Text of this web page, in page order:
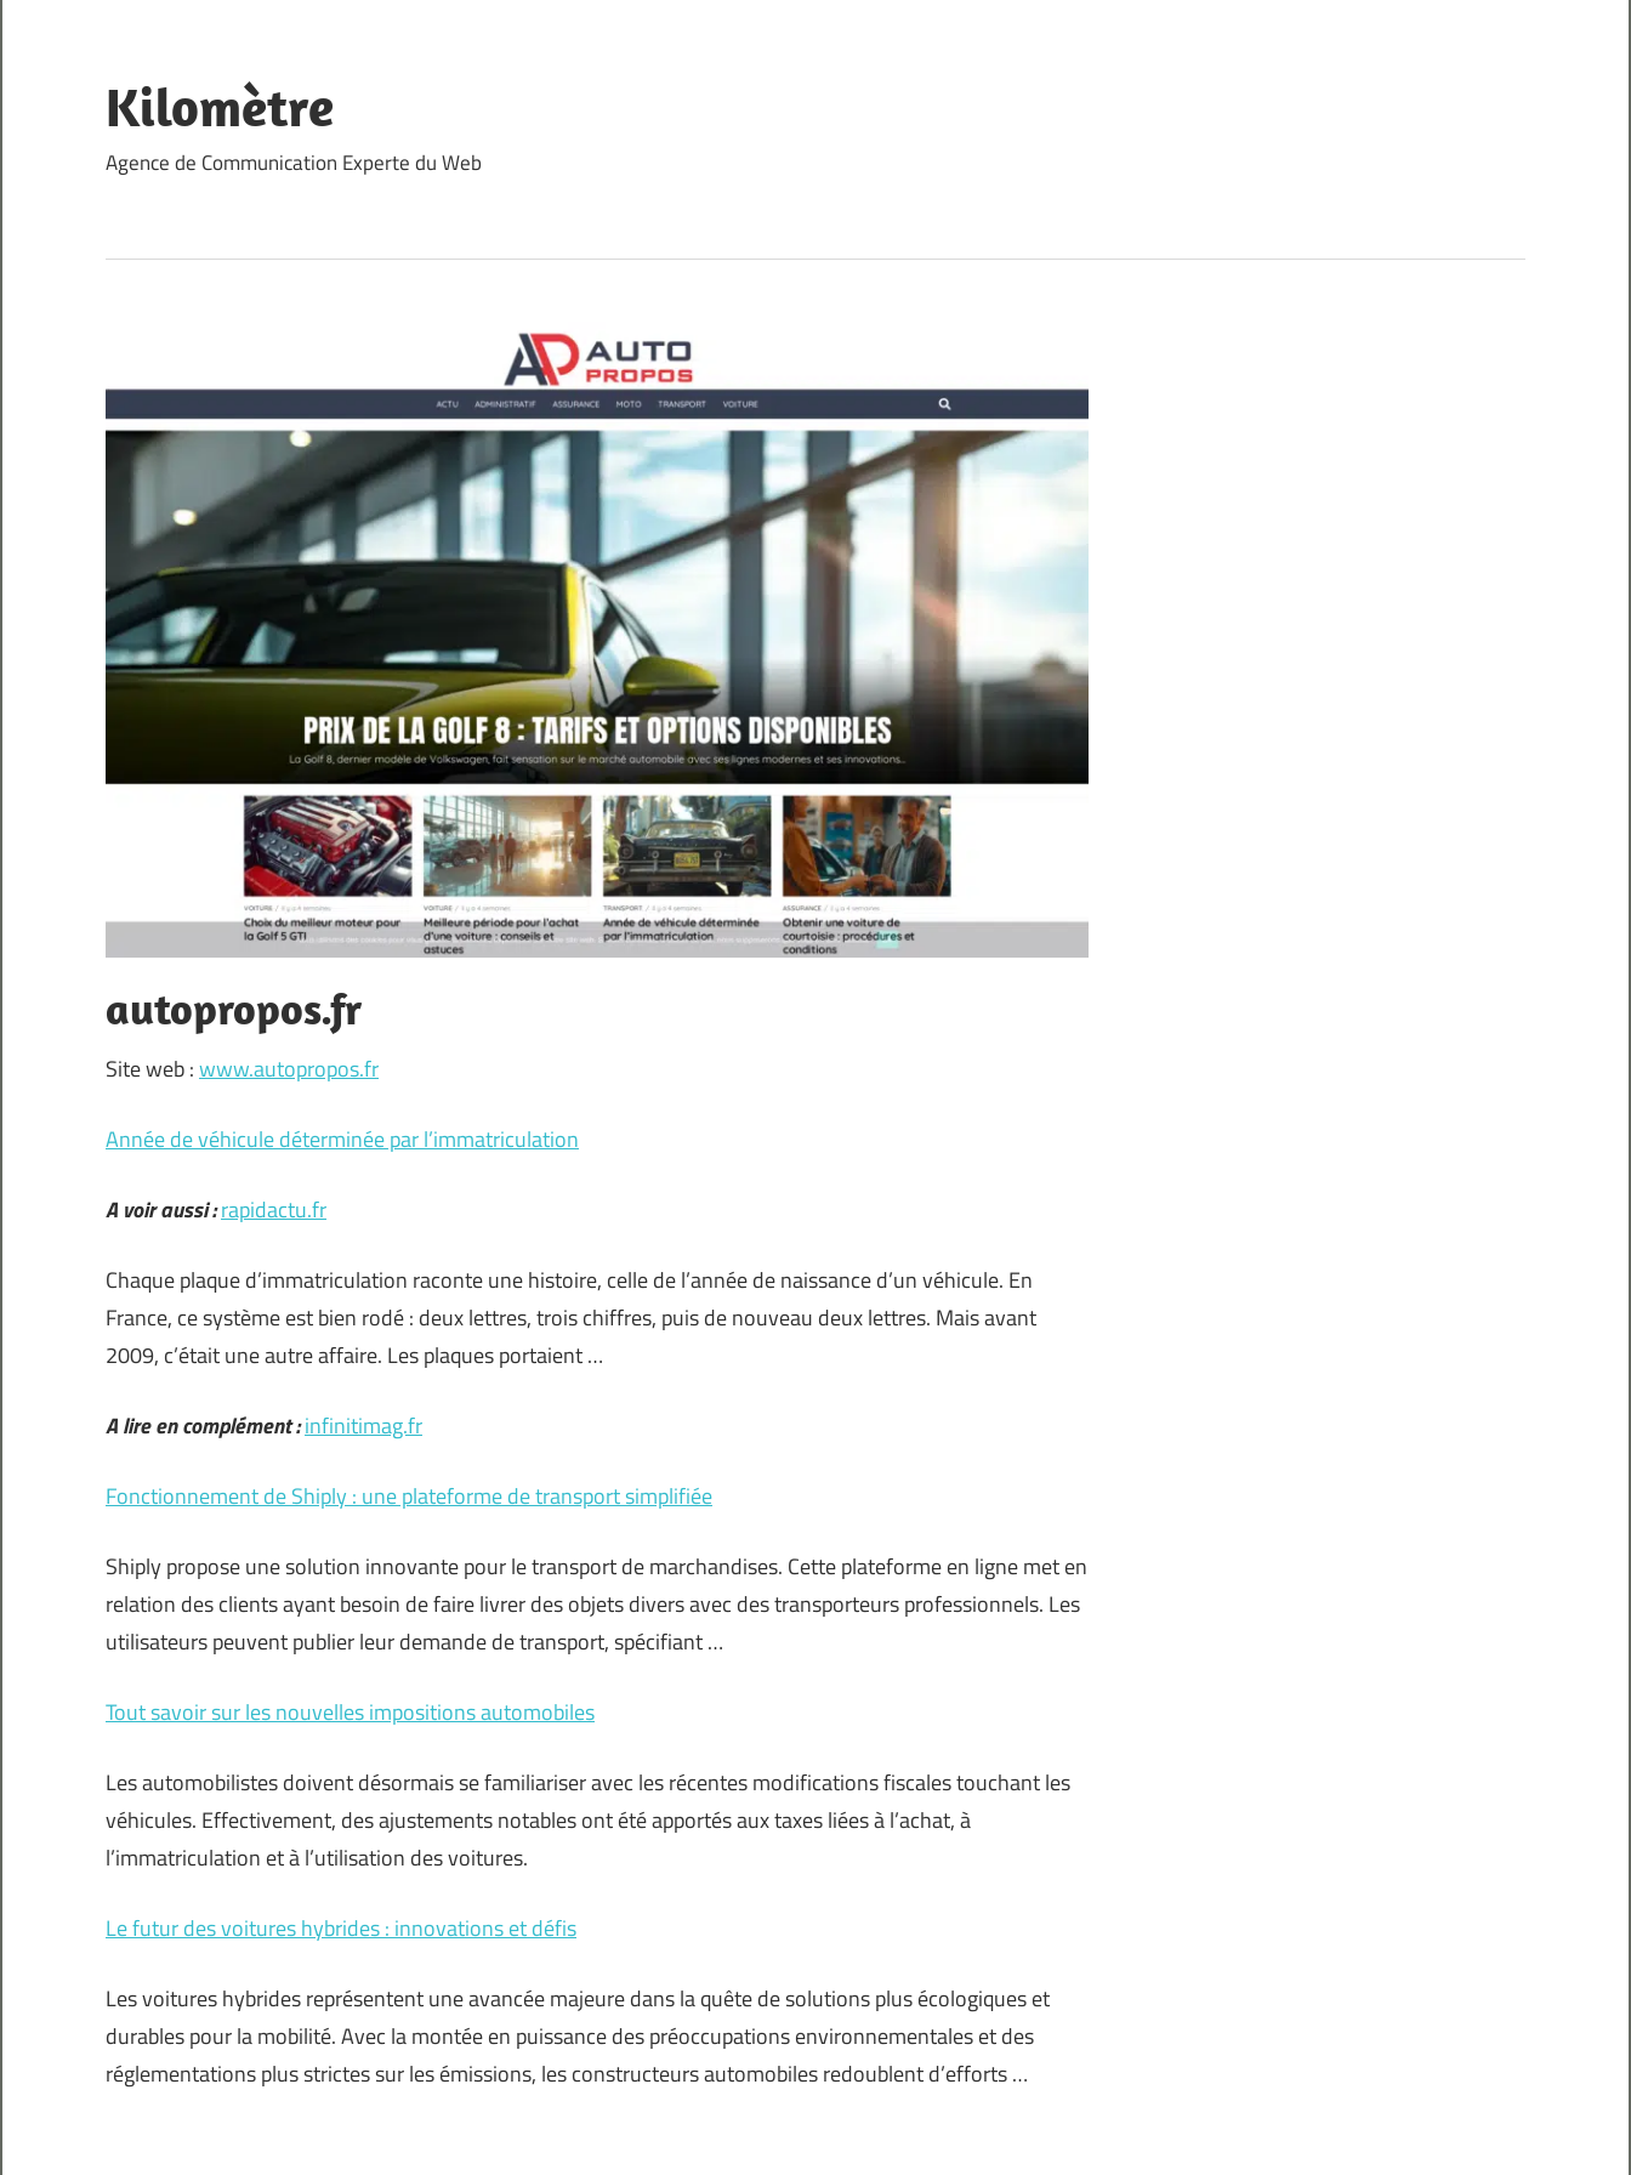
content
Kilomètre
Agence de Communication Experte du Web
autopropos.fr
Site web :www.autopropos.fr
Année de véhicule déterminée par l’immatriculation
A voir aussi :rapidactu.fr
Chaque plaque d’immatriculation raconte une histoire, celle de l’année de naissance d’un véhicule. En
France, ce système est bien rodé : deux lettres, trois chiffres, puis de nouveau deux lettres. Mais avant
2009, c’était une autre affaire. Les plaques portaient …
A lire en complément :infinitimag.fr
Fonctionnement de Shiply : une plateforme de transport simplifiée
Shiply propose une solution innovante pour le transport de marchandises. Cette plateforme en ligne met en
relation des clients ayant besoin de faire livrer des objets divers avec des transporteurs professionnels. Les
utilisateurs peuvent publier leur demande de transport, spécifiant …
Tout savoir sur les nouvelles impositions automobiles
Les automobilistes doivent désormais se familiariser avec les récentes modifications fiscales touchant les
véhicules. Effectivement, des ajustements notables ont été apportés aux taxes liées à l’achat, à
l’immatriculation et à l’utilisation des voitures.
Le futur des voitures hybrides : innovations et défis
Les voitures hybrides représentent une avancée majeure dans la quête de solutions plus écologiques et
durables pour la mobilité. Avec la montée en puissance des préoccupations environnementales et des
réglementations plus strictes sur les émissions, les constructeurs automobiles redoublent d’efforts …